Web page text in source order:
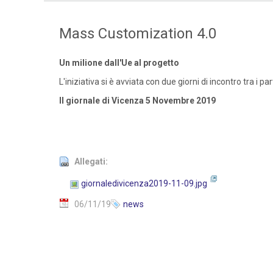
Mass Customization 4.0
Un milione dall'Ue al progetto
L'iniziativa si è avviata con due giorni di incontro tra i
Il giornale di Vicenza 5 Novembre 2019
Allegati:
giornaledivicenza2019-11-09.jpg
06/11/19 news